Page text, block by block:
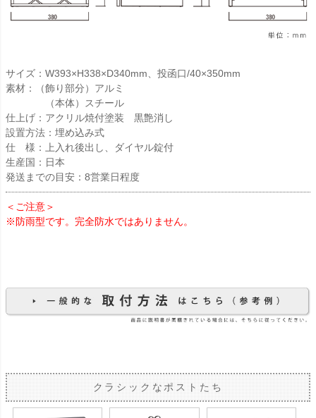
サイズ：W393×H338×D340mm、投函口/40×350mm
素材：（飾り部分）アルミ
（本体）スチール
仕上げ：アクリル焼付塗装 黒艶消し
設置方法：埋め込み式
仕 様：上入れ後出し、ダイヤル錠付
生産国：日本
発送までの目安：8営業日程度
＜ご注意＞
※防雨型です。完全防水ではありません。
クラシックなポストたち